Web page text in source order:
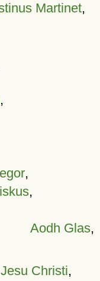
Martinet,
,
,
,
Aodh Glas,
Christi,